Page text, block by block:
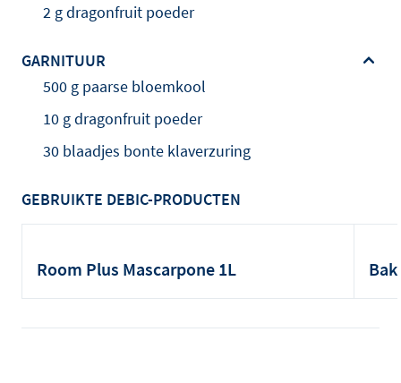
2 g dragonfruit poeder
GARNITUUR
500 g paarse bloemkool
10 g dragonfruit poeder
30 blaadjes bonte klaverzuring
GEBRUIKTE DEBIC-PRODUCTEN
Room Plus Mascarpone 1L